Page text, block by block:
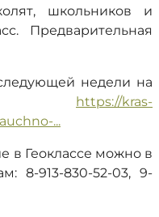
школьников и
Предварительная
недели на
https://kras-
...
в Геоклассе можно в
8-913-830-52-03, 9-